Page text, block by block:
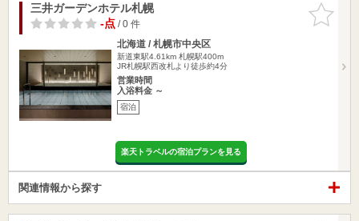
お気に入
りに追加
三井ガーデンホテル札幌
-点/ 0 件
北海道 / 札幌市中央区
新道東駅4.61km 札幌駅400m
JR札幌駅西改札より徒歩約4分
営業時間
入浴料金 ～
宿泊
楽天トラベルの宿泊プランを見る
関連情報から探す